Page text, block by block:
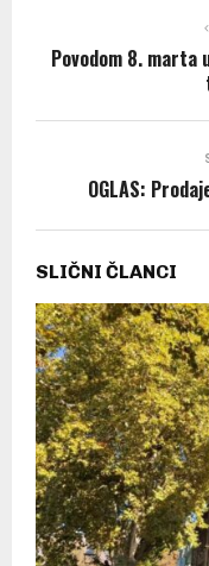
Povodom 8. marta
OGLAS:
SLIČNI ČLANCI